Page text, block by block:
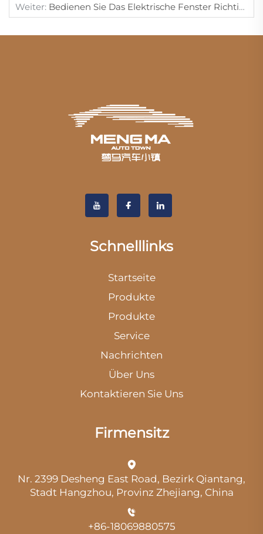
Weiter: Bedienen Sie Das Elektrische Fenster Richtig, Um Fehler In Gebrauchtwagen Zu Vermeiden.
Schnelllinks
Startseite
Produkte
Produkte
Service
Nachrichten
Über Uns
Kontaktieren Sie Uns
Firmensitz
Nr. 2399 Desheng East Road, Bezirk Qiantang,
Stadt Hangzhou, Provinz Zhejiang, China
+86-18069880575